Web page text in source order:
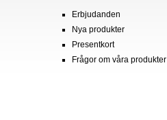
Erbjudanden
Nya produkter
Presentkort
Frågor om våra produkter